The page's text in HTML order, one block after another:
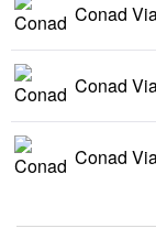
Conad
Conad
Conad